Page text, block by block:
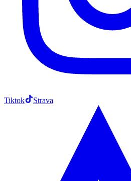
Tiktok Strava